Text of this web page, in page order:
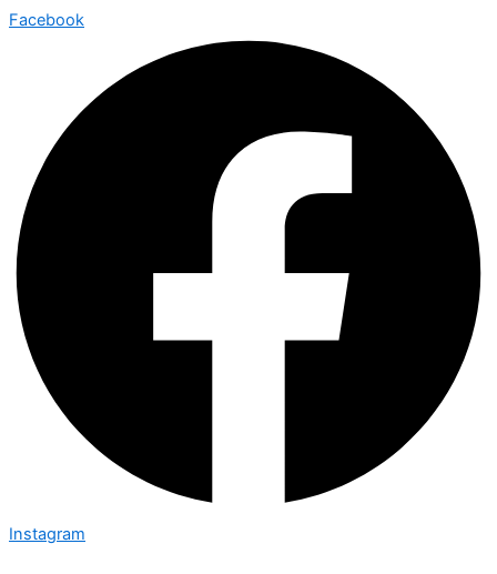
Facebook
Instagram